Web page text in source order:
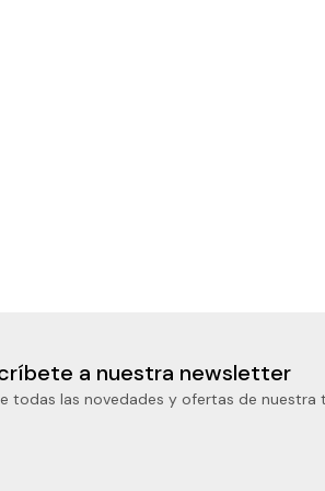
a nuestra newsletter
todas las novedades y ofertas de nuestra